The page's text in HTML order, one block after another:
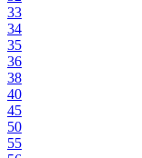
33
34
35
36
38
40
45
50
55